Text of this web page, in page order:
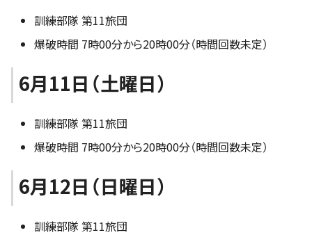
訓練部隊 第11旅団
爆破時間 7時00分から20時00分（時間回数未定）
6月11日（土曜日）
訓練部隊 第11旅団
爆破時間 7時00分から20時00分（時間回数未定）
6月12日（日曜日）
訓練部隊 第11旅団